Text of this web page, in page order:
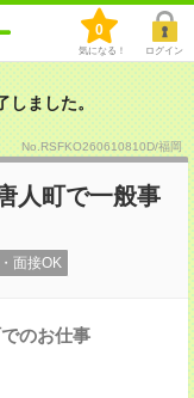
0
気になる！ ログイン
ました。
No.RSFKO260610810D/福岡
人町で一般事
面接OK
のお仕事